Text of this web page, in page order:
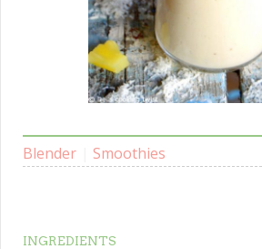
Blender Smoothies
INGREDIENTS